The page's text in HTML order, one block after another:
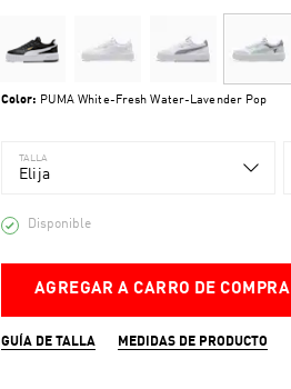
Color: PUMA White-Fresh Water-Lavender Pop
TALLA
Elija
Disponible
AGREGAR A CARRO DE COMPRA
GUÍA DE TALLA MEDIDAS DE PRODUCTO